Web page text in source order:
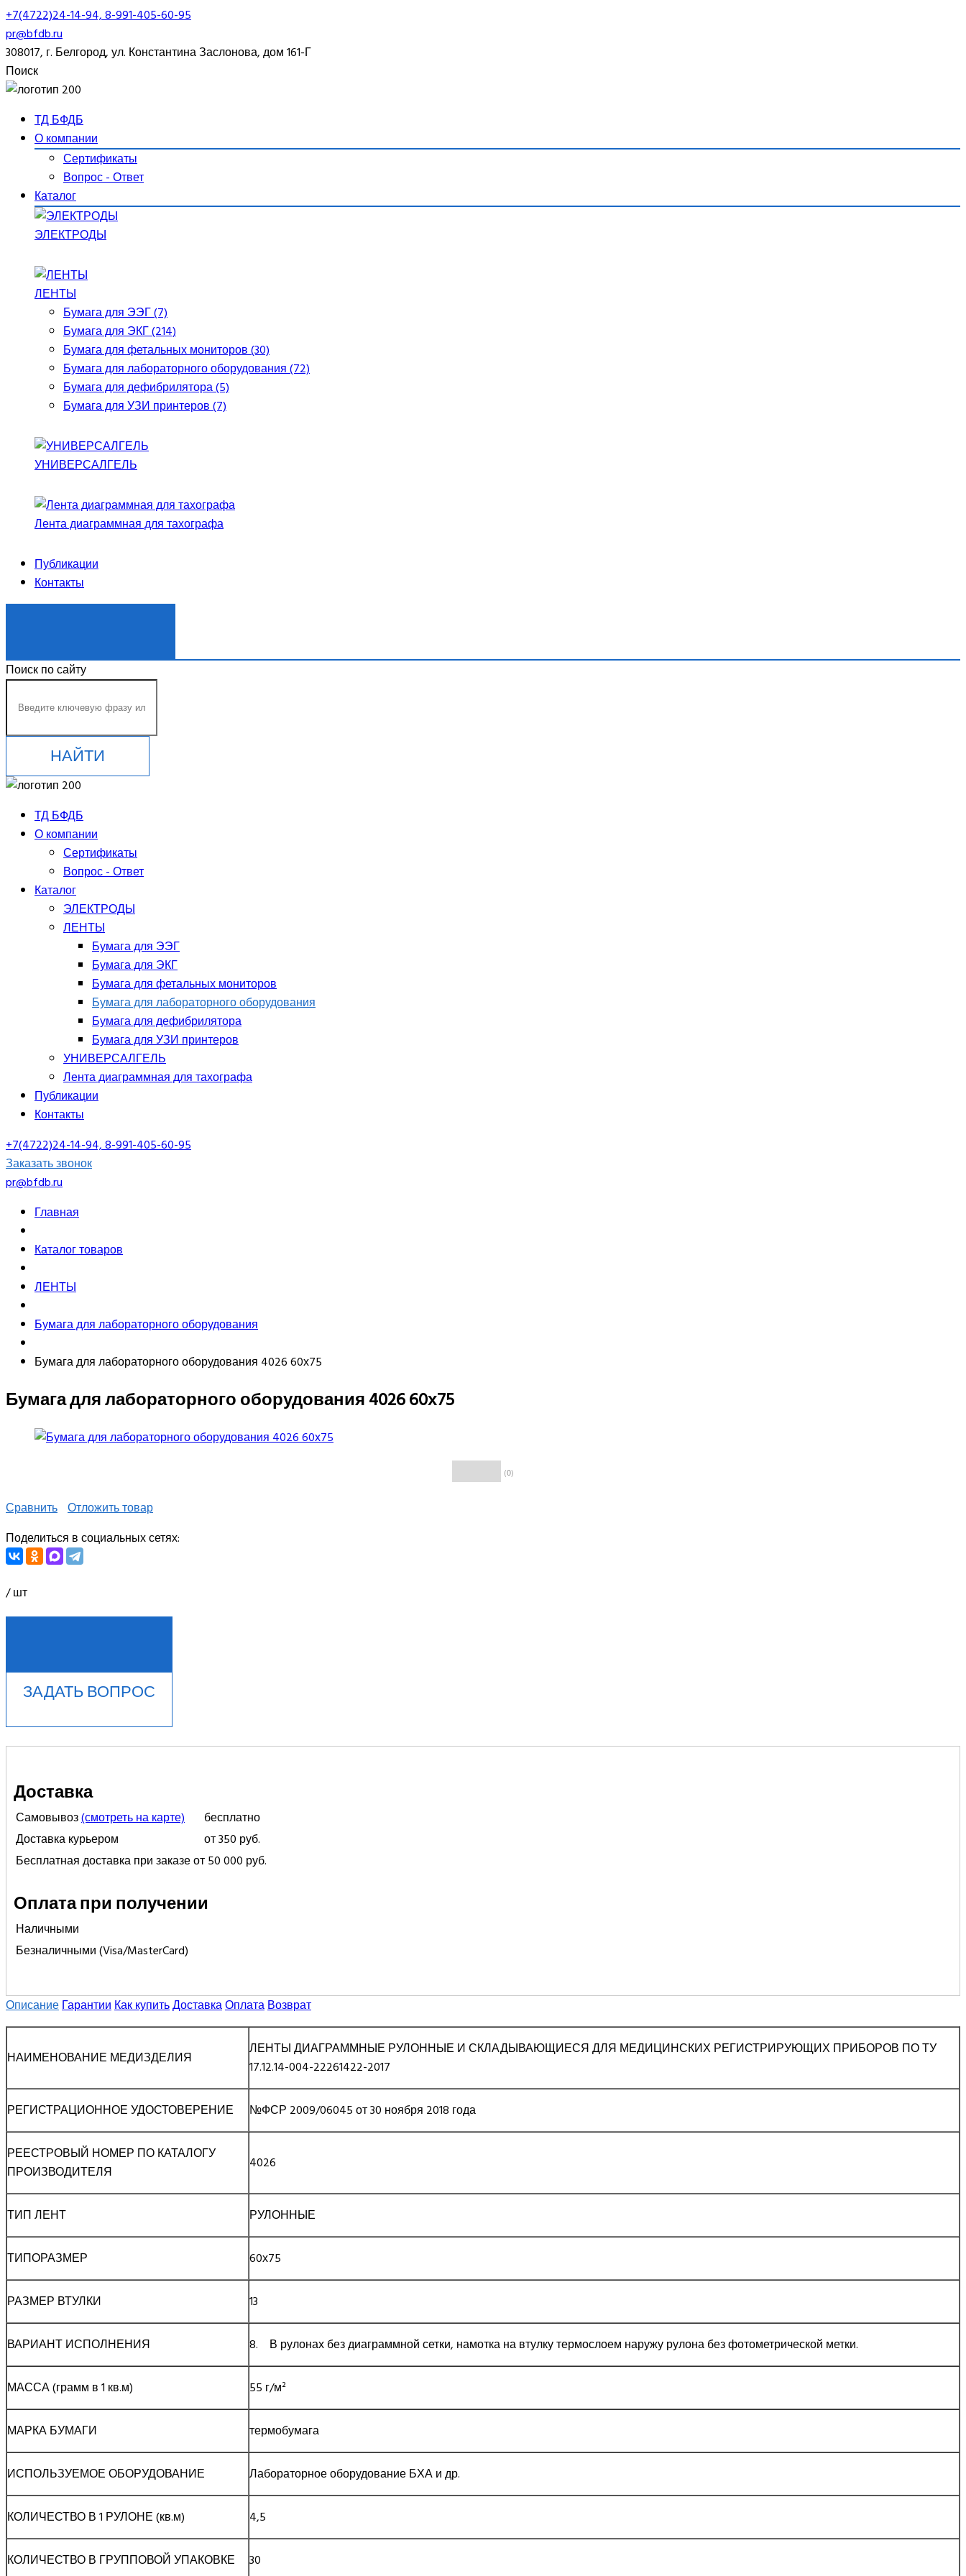
+7(4722)24-14-94, 8-991-405-60-95
pr@bfdb.ru
308017, г. Белгород, ул. Константина Заслонова, дом 161-Г
Поиск
ТД БФДБ
О компании
Сертификаты
Вопрос - Ответ
Каталог
ЭЛЕКТРОДЫ
ЛЕНТЫ
Бумага для ЭЭГ (7)
Бумага для ЭКГ (214)
Бумага для фетальных мониторов (30)
Бумага для лабораторного оборудования (72)
Бумага для дефибрилятора (5)
Бумага для УЗИ принтеров (7)
УНИВЕРСАЛГЕЛЬ
Лента диаграммная для тахографа
Публикации
Контакты
Поиск по сайту
НАЙТИ
ТД БФДБ
О компании
Сертификаты
Вопрос - Ответ
Каталог
ЭЛЕКТРОДЫ
ЛЕНТЫ
Бумага для ЭЭГ
Бумага для ЭКГ
Бумага для фетальных мониторов
Бумага для лабораторного оборудования
Бумага для дефибрилятора
Бумага для УЗИ принтеров
УНИВЕРСАЛГЕЛЬ
Лента диаграммная для тахографа
Публикации
Контакты
+7(4722)24-14-94, 8-991-405-60-95
Заказать звонок
pr@bfdb.ru
Главная
Каталог товаров
ЛЕНТЫ
Бумага для лабораторного оборудования
Бумага для лабораторного оборудования 4026 60х75
Бумага для лабораторного оборудования 4026 60х75
(0)
Сравнить Отложить товар
Поделиться в социальных сетях:
/ шт
ЗАДАТЬ ВОПРОС
Доставка
Самовывоз(смотреть на карте)
бесплатно
Доставка курьером
от 350 руб.
Бесплатная доставка при заказе от 50 000 руб.
Оплата при получении
Наличными
Безналичными (Visa/MasterCard)
ОписаниеГарантииКак купитьДоставкаОплатаВозврат
НАИМЕНОВАНИЕ МЕДИЗДЕЛИЯ
ЛЕНТЫ ДИАГРАММНЫЕ РУЛОННЫЕ И СКЛАДЫВАЮЩИЕСЯ ДЛЯ МЕДИЦИНСКИХ РЕГИСТРИРУЮЩИХ ПРИБОРОВ ПО ТУ
17.12.14-004-22261422-2017
РЕГИСТРАЦИОННОЕ УДОСТОВЕРЕНИЕ №ФСР 2009/06045 от 30 ноября 2018 года
РЕЕСТРОВЫЙ НОМЕР ПО КАТАЛОГУ
ПРОИЗВОДИТЕЛЯ
4026
ТИП ЛЕНТ РУЛОННЫЕ
ТИПОРАЗМЕР 60х75
РАЗМЕР ВТУЛКИ 13
ВАРИАНТ ИСПОЛНЕНИЯ 8. В рулонах без диаграммной сетки, намотка на втулку термослоем наружу рулона без фотометрической метки.
МАССА (грамм в 1 кв.м) 55 г/м²
МАРКА БУМАГИ термобумага
ИСПОЛЬЗУЕМОЕ ОБОРУДОВАНИЕ Лабораторное оборудование БХА и др.
КОЛИЧЕСТВО В 1 РУЛОНЕ (кв.м) 4,5
КОЛИЧЕСТВО В ГРУППОВОЙ УПАКОВКЕ 30